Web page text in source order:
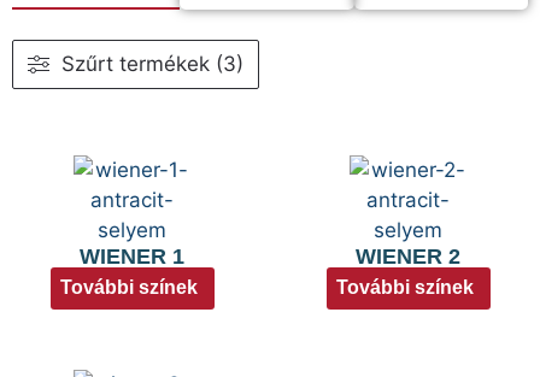
Szűrt termékek (3)
WIENER 1
További színek
WIENER 2
További színek